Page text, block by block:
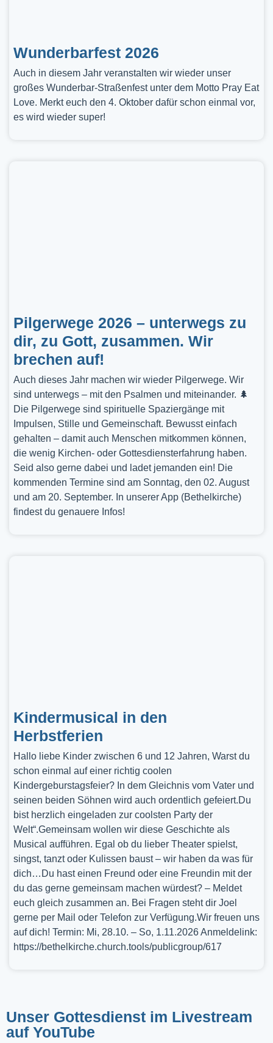
Wunderbarfest 2026
Auch in diesem Jahr veranstalten wir wieder unser
großes Wunderbar-Straßenfest unter dem Motto Pray Eat
Love. Merkt euch den 4. Oktober dafür schon einmal vor,
es wird wieder super!
Pilgerwege 2026 – unterwegs zu
dir, zu Gott, zusammen. Wir
brechen auf!
Auch dieses Jahr machen wir wieder Pilgerwege. Wir
sind unterwegs – mit den Psalmen und miteinander. 🌲
Die Pilgerwege sind spirituelle Spaziergänge mit
Impulsen, Stille und Gemeinschaft. Bewusst einfach
gehalten – damit auch Menschen mitkommen können,
die wenig Kirchen- oder Gottesdiensterfahrung haben.
Seid also gerne dabei und ladet jemanden ein! Die
kommenden Termine sind am Sonntag, den 02. August
und am 20. September. In unserer App (Bethelkirche)
findest du genauere Infos!
Kindermusical in den
Herbstferien
Hallo liebe Kinder zwischen 6 und 12 Jahren, Warst du
schon einmal auf einer richtig coolen
Kindergeburstagsfeier? In dem Gleichnis vom Vater und
seinen beiden Söhnen wird auch ordentlich gefeiert.Du
bist herzlich eingeladen zur coolsten Party der
Welt“.Gemeinsam wollen wir diese Geschichte als
Musical aufführen. Egal ob du lieber Theater spielst,
singst, tanzt oder Kulissen baust – wir haben da was für
dich…Du hast einen Freund oder eine Freundin mit der
du das gerne gemeinsam machen würdest? – Meldet
euch gleich zusammen an. Bei Fragen steht dir Joel
gerne per Mail oder Telefon zur Verfügung.Wir freuen uns
auf dich! Termin: Mi, 28.10. – So, 1.11.2026 Anmeldelink:
https://bethelkirche.church.tools/publicgroup/617
Unser Gottesdienst im Livestream
auf YouTube